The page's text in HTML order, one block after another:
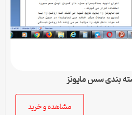
بندی سس مایونز
مشاهده و خرید